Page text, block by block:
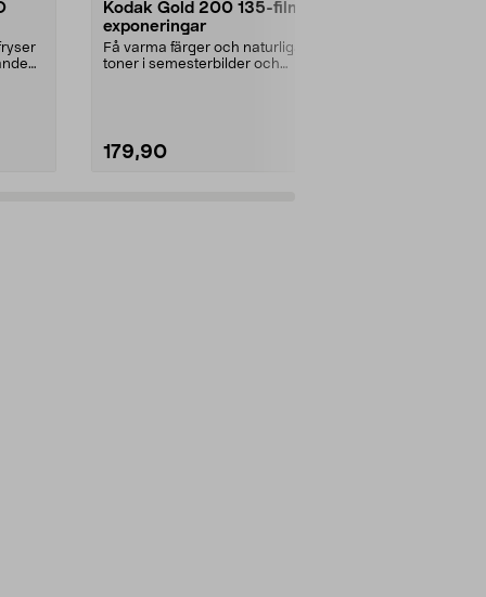
Kodak Gold 200 135-film 36
exponeringar
Få varma färger och naturliga
toner i semesterbilder och
179,90